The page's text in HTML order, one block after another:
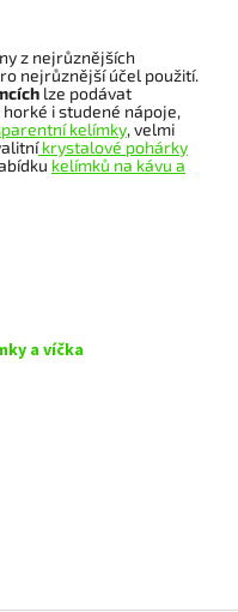
z nejrůznějších
nejrůznější účel použití.
lze podávat
i studené nápoje,
kelímky, velmi
krystalové pohárky
kelímků na kávu a
a víčka